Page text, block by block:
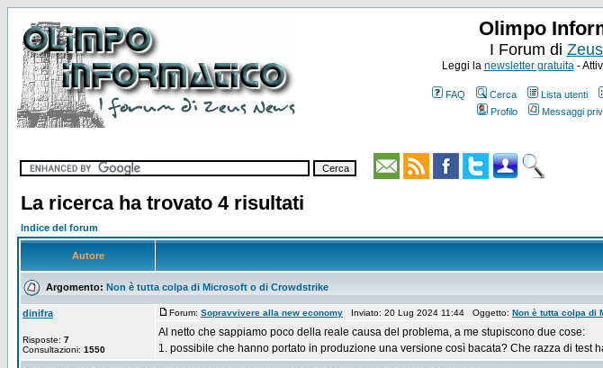
Olimpo
I Forum di
Leggi la newsletter gratuita-
FAQ Cerca Lista utenti
Profilo
Messaggi
La ricerca ha trovato 4 risultati
Indice del forum
Autore
Argomento: Non è tutta colpa di Microsoft o di Crowdstrike
dinifra
Risposte: 7
Consultazioni: 1550
Forum: Sopravvivere alla new economy Inviato: 20 Lug 2024 11:44 Oggetto: Non è tutta colpa di
Al netto che sappiamo poco della reale causa del problema, a me stupiscono due cose:
1. possibile che hanno portato in produzione una versione così bacata? Che razza di test